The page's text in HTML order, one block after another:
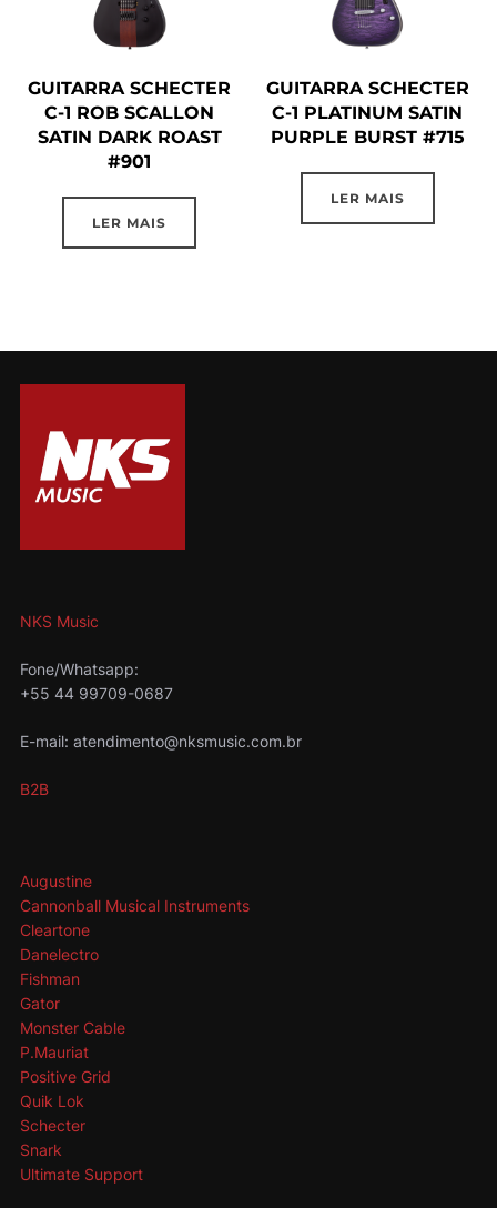
GUITARRA SCHECTER
C-1 ROB SCALLON
SATIN DARK ROAST
#901
LER MAIS
GUITARRA SCHECTER
C-1 PLATINUM SATIN
PURPLE BURST #715
LER MAIS
NKS Music
Fone/Whatsapp:
+55 44 99709-0687
E-mail: atendimento@nksmusic.com.br
B2B
Augustine
Cannonball Musical Instruments
Cleartone
Danelectro
Fishman
Gator
Monster Cable
P.Mauriat
Positive Grid
Quik Lok
Schecter
Snark
Ultimate Support